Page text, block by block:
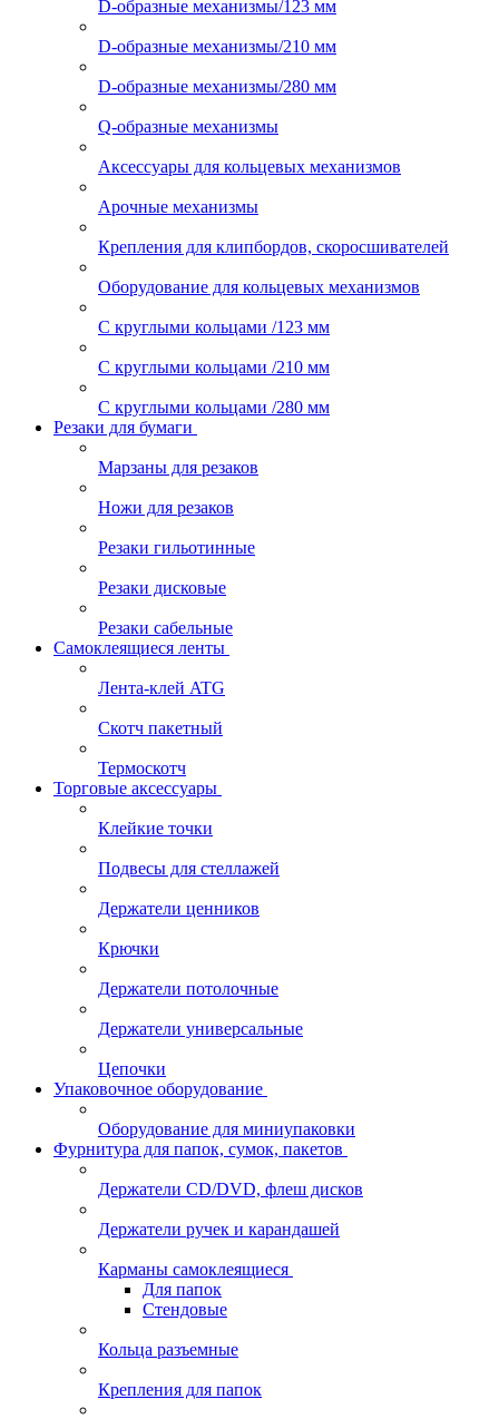
D-образные механизмы/123 мм
D-образные механизмы/210 мм
D-образные механизмы/280 мм
Q-образные механизмы
Аксессуары для кольцевых механизмов
Арочные механизмы
Крепления для клипбордов, скоросшивателей
Оборудование для кольцевых механизмов
С круглыми кольцами /123 мм
С круглыми кольцами /210 мм
С круглыми кольцами /280 мм
Резаки для бумаги
Марзаны для резаков
Ножи для резаков
Резаки гильотинные
Резаки дисковые
Резаки сабельные
Самоклеящиеся ленты
Лента-клей ATG
Скотч пакетный
Термоскотч
Торговые аксессуары
Клейкие точки
Подвесы для стеллажей
Держатели ценников
Крючки
Держатели потолочные
Держатели универсальные
Цепочки
Упаковочное оборудование
Оборудование для миниупаковки
Фурнитура для папок, сумок, пакетов
Держатели CD/DVD, флеш дисков
Держатели ручек и карандашей
Карманы самоклеящиеся
Для папок
Стендовые
Кольца разъемные
Крепления для папок